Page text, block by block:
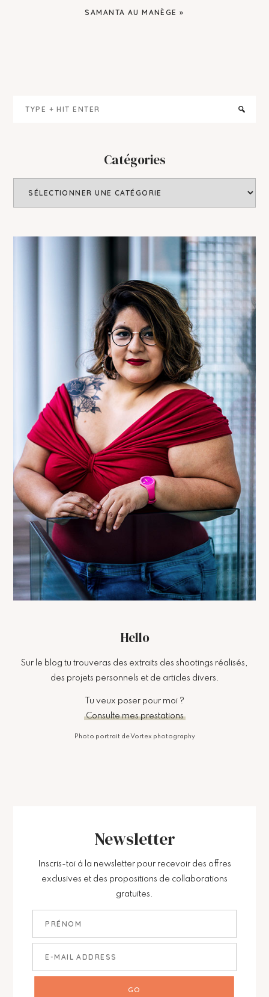
NEXT
SAMANTA AU MANÈGE »
Sidebar
Catégories
Catégories
Hello
Sur le blog tu trouveras des extraits des shootings réalisés,
des projets personnels et de articles divers.
Tu veux poser pour moi ?
Consulte mes prestations
Photo portrait de Vortex photography
Newsletter
Inscris-toi à la newsletter pour recevoir des offres
exclusives et des propositions de collaborations
gratuites.